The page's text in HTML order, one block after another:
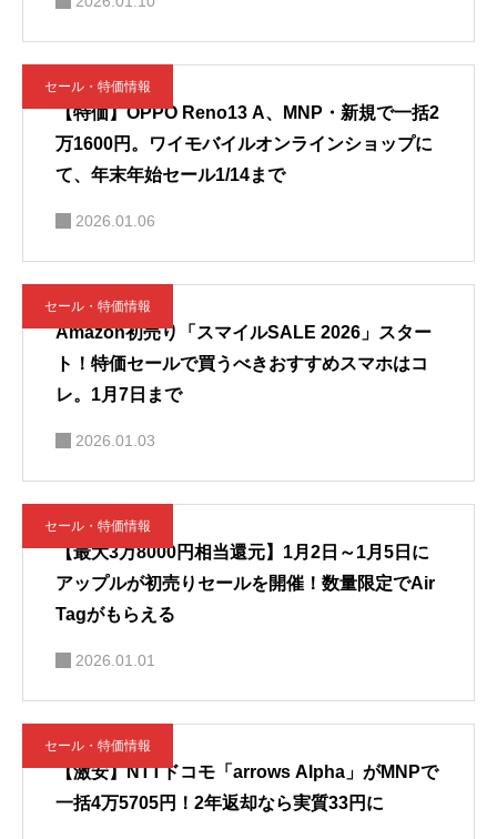
セール・特価情報
【特価】OPPO Reno13 A、MNP・新規で一括2
万1600円。ワイモバイルオンラインショップに
て、年末年始セール1/14まで
2026.01.06
セール・特価情報
Amazon初売り「スマイルSALE 2026」スター
ト！特価セールで買うべきおすすめスマホはコ
レ。1月7日まで
2026.01.03
セール・特価情報
【最大3万8000円相当還元】1月2日～1月5日に
アップルが初売りセールを開催！数量限定でAir
Tagがもらえる
2026.01.01
セール・特価情報
【激安】NTTドコモ「arrows Alpha」がMNPで
一括4万5705円！2年返却なら実質33円に